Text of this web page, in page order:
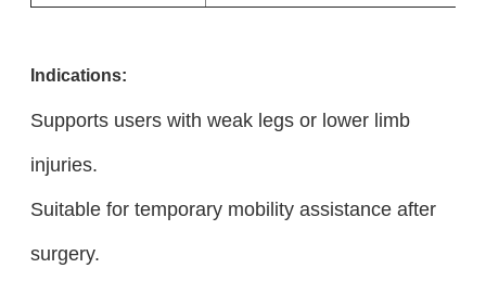
Indications:
Supports users with weak legs or lower limb
injuries.
Suitable for temporary mobility assistance after
surgery.